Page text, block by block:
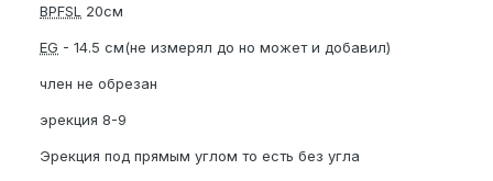
BPFSL 20см
EG - 14.5 см(не измерял до но может и добавил)
член не обрезан
эрекция 8-9
Эрекция под прямым углом то есть без угла